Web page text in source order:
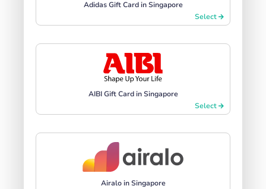
Adidas Gift Card in Singapore
Select
AIBI Gift Card in Singapore
Select
Airalo in Singapore